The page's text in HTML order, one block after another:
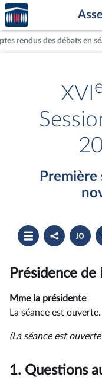
Aller au contenu
Aller en bas de la page
Accèder
à la
page
d'accueil
XVI
Ouvrir
le
sommaire
Partager
le
compte
Accéder
au
du
compte
Présidence
Mme la présidente
La séance est ouverte.
(La séance est
1. Questions